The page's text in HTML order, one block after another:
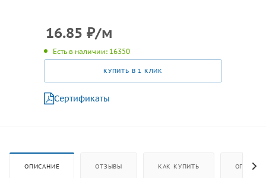
16.85 ₽/м
Есть в наличии: 16350
КУПИТЬ В 1 КЛИК
Сертификаты
ОПИСАНИЕ ОТЗЫВЫ КАК КУПИТЬ ОПЛАТА